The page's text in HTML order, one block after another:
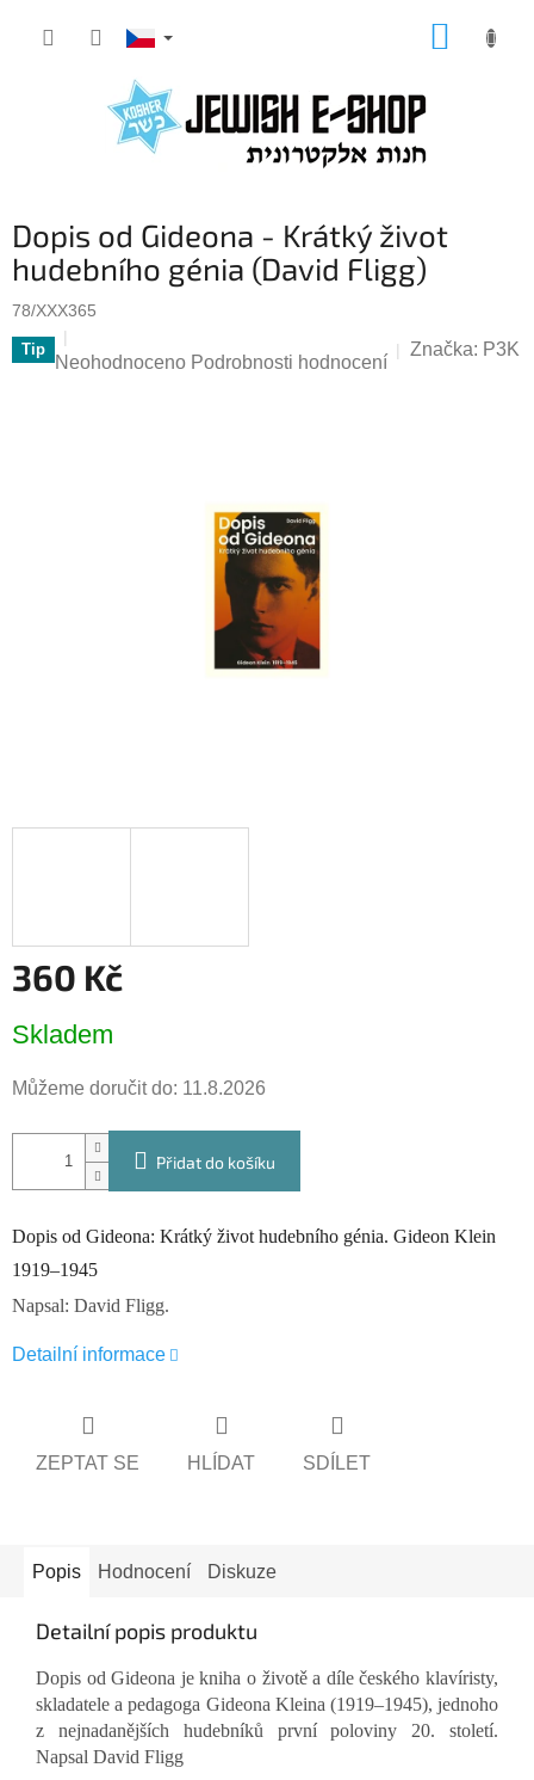
Dopis od Gideona - Krátký život
hudebního génia (David Fligg)
78/XXX365
Tip
Průměrné
Neohodnoceno Podrobnosti hodnocení
Značka: P3K
360 Kč
cena:
Skladem
Můžeme doručit do: 11.8.2026
Přidat do košíku
Dopis od Gideona: Krátký život hudebního génia. Gideon Klein
1919–1945
Napsal: David Fligg.
Detailní informace
ZEPTAT SE HLÍDAT SDÍLET
Popis Hodnocení Diskuze
Detailní popis produktu
Dopis od Gideona je kniha o životě a díle českého klavíristy,
skladatele a pedagoga Gideona Kleina (1919–1945), jednoho
z nejnadanějších hudebníků první poloviny 20. století.
Napsal David Fligg